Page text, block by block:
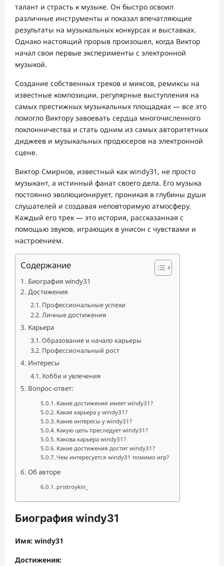
талант и страсть к музыке. Он быстро освоил
различные инструменты и показал впечатляющие
результаты на музыкальных конкурсах и выставках.
Однако настоящий прорыв произошел, когда Виктор
начал свои первые эксперименты с электронной
музыкой.
Создание собственных треков и миксов, ремиксы на
известные композиции, регулярные выступления на
самых престижных музыкальных площадках — все это
помогло Виктору завоевать сердца многочисленного
поклонничества и стать одним из самых авторитетных
диджеев и музыкальных продюсеров на электронной
сцене.
Виктор Смирнов, известный как windy31, не просто
музыкант, а истинный фанат своего дела. Его музыка
постоянно эволюционирует, проникая в глубины души
слушателей и создавая неповторимую атмосферу.
Каждый его трек — это история, рассказанная с
помощью звуков, играющих в унисон с чувствами и
настроением.
Содержание
Биография windy31
Достижения
Профессиональные успехи
Личные достижения
Карьера
Образование и начало карьеры
Профессиональный рост
Интересы
Хобби и увлечения
Вопрос-ответ:
Какие достижения имеет windy31?
Какая карьера у windy31?
Какие интересы у windy31?
Какую цель преследует windy31?
Какова карьера windy31?
Какие достижения достиг windy31?
Чем интересуется windy31 помимо игр?
Об авторе
pristroykin_
Биография windy31
Имя: windy31
Достижения: